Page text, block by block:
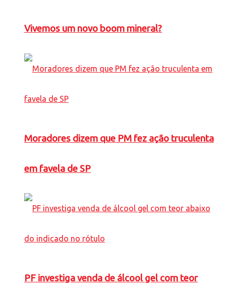
Vivemos um novo boom mineral?
Moradores dizem que PM fez ação truculenta
em favela de SP
PF investiga venda de álcool gel com teor